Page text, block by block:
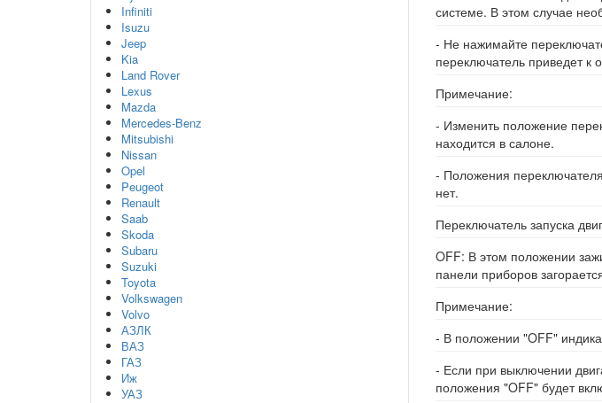
Infiniti
Isuzu
Jeep
Kia
Land Rover
Lexus
Mazda
Mercedes-Benz
Mitsubishi
Nissan
Opel
Peugeot
Renault
Saab
Skoda
Subaru
Suzuki
Toyota
Volkswagen
Volvo
АЗЛК
ВАЗ
ГАЗ
Иж
УАЗ
системе. В этом случае
- Не нажимайте
переключатель приведет к
Примечание:
- Изменить положение
находится в салоне.
- Положения
нет.
Переключатель запуска
OFF: В этом положении
панели приборов
Примечание:
- В положении "OFF"
- Если при выключении
положения "OFF" будет